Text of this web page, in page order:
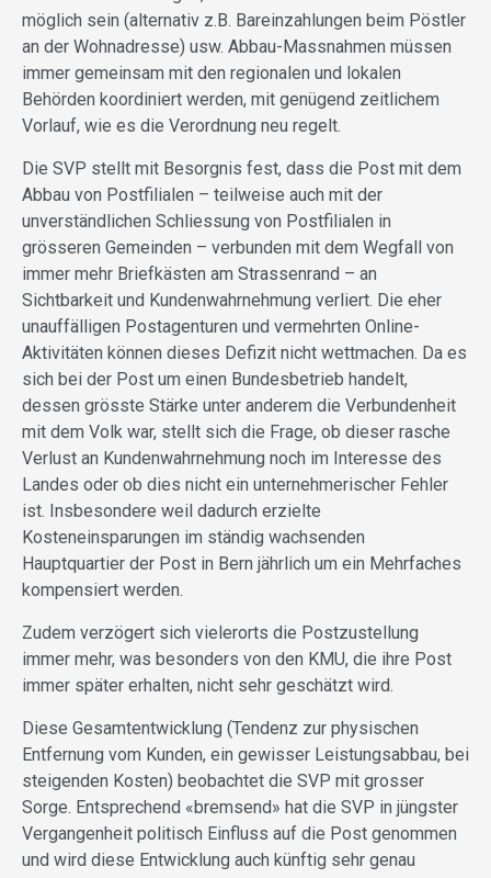
möglich sein (alternativ z.B. Bareinzahlungen beim Pöstler
an der Wohnadresse) usw. Abbau-Massnahmen müssen
immer gemeinsam mit den regionalen und lokalen
Behörden koordiniert werden, mit genügend zeitlichem
Vorlauf, wie es die Verordnung neu regelt.
Die SVP stellt mit Besorgnis fest, dass die Post mit dem
Abbau von Postfilialen – teilweise auch mit der
unverständlichen Schliessung von Postfilialen in
grösseren Gemeinden – verbunden mit dem Wegfall von
immer mehr Briefkästen am Strassenrand – an
Sichtbarkeit und Kundenwahrnehmung verliert. Die eher
unauffälligen Postagenturen und vermehrten Online-
Aktivitäten können dieses Defizit nicht wettmachen. Da es
sich bei der Post um einen Bundesbetrieb handelt,
dessen grösste Stärke unter anderem die Verbundenheit
mit dem Volk war, stellt sich die Frage, ob dieser rasche
Verlust an Kundenwahrnehmung noch im Interesse des
Landes oder ob dies nicht ein unternehmerischer Fehler
ist. Insbesondere weil dadurch erzielte
Kosteneinsparungen im ständig wachsenden
Hauptquartier der Post in Bern jährlich um ein Mehrfaches
kompensiert werden.
Zudem verzögert sich vielerorts die Postzustellung
immer mehr, was besonders von den KMU, die ihre Post
immer später erhalten, nicht sehr geschätzt wird.
Diese Gesamtentwicklung (Tendenz zur physischen
Entfernung vom Kunden, ein gewisser Leistungsabbau, bei
steigenden Kosten) beobachtet die SVP mit grosser
Sorge. Entsprechend «bremsend» hat die SVP in jüngster
Vergangenheit politisch Einfluss auf die Post genommen
und wird diese Entwicklung auch künftig sehr genau